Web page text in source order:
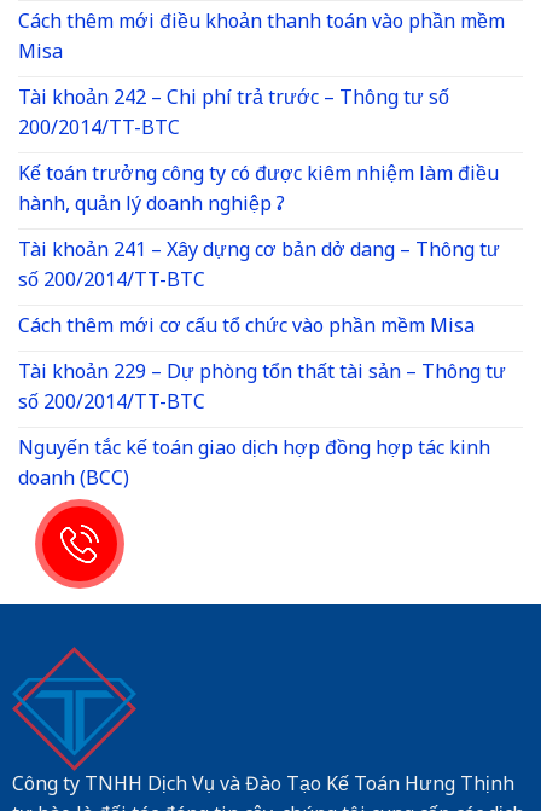
Cách thêm mới điều khoản thanh toán vào phần mềm
Misa
Tài khoản 242 – Chi phí trả trước – Thông tư số
200/2014/TT-BTC
Kế toán trưởng công ty có được kiêm nhiệm làm điều
hành, quản lý doanh nghiệp ?
Tài khoản 241 – Xây dựng cơ bản dở dang – Thông tư
số 200/2014/TT-BTC
Cách thêm mới cơ cấu tổ chức vào phần mềm Misa
Tài khoản 229 – Dự phòng tổn thất tài sản – Thông tư
số 200/2014/TT-BTC
Nguyến tắc kế toán giao dịch hợp đồng hợp tác kinh
doanh (BCC)
Công ty TNHH Dịch Vụ và Đào Tạo Kế Toán Hưng Thịnh